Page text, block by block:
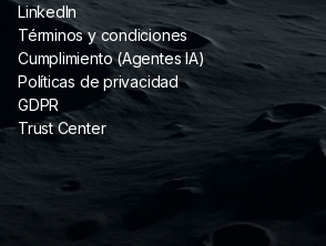
LinkedIn
Términos y condiciones
Cumplimiento (Agentes IA)
Políticas de privacidad
GDPR
Trust Center